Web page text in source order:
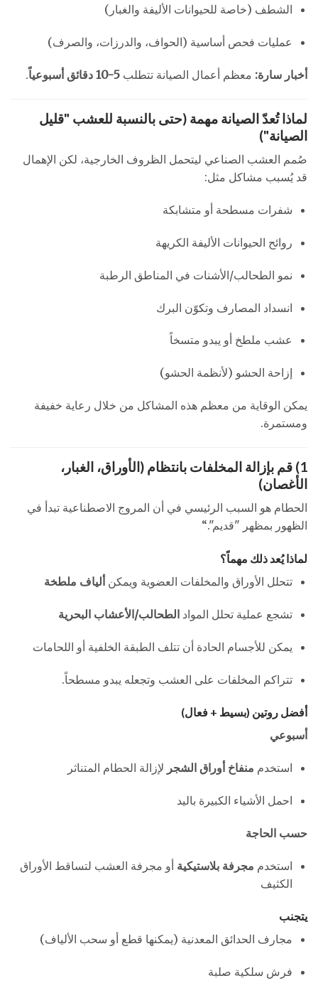
الشطف (خاصة للحيوانات الأليفة والغبار)
عمليات فحص أساسية (الحواف، والدرزات، والصرف)
أخبار سارة: معظم أعمال الصيانة تتطلب 5-10 دقائق أسبوعياً .
لماذا تُعدّ الصيانة مهمة (حتى بالنسبة للعشب "قليل
الصيانة")
صُمم العشب الصناعي ليتحمل الظروف الخارجية، لكن الإهمال
قد يُسبب مشاكل مثل:
شفرات مسطحة أو متشابكة
روائح الحيوانات الأليفة الكريهة
نمو الطحالب/الأشنات في المناطق الرطبة
انسداد المصارف وتكوّن البرك
عشب ملطخ أو يبدو متسخاً
إزاحة الحشو (لأنظمة الحشو)
يمكن الوقاية من معظم هذه المشاكل من خلال رعاية خفيفة
ومستمرة.
1) قم بإزالة المخلفات بانتظام (الأوراق، الغبار،
الأغصان)
الحطام هو السبب الرئيسي في أن المروج الاصطناعية تبدأ في
الظهور بمظهر "قديم".“
لماذا يُعد ذلك مهماً؟
تتحلل الأوراق والمخلفات العضوية ويمكن ألياف ملطخة
تشجع عملية تحلل المواد الطحالب/الأعشاب البحرية
يمكن للأجسام الحادة أن تتلف الطبقة الخلفية أو اللحامات
تتراكم المخلفات على العشب وتجعله يبدو مسطحاً.
أفضل روتين (بسيط + فعال)
أسبوعي
استخدم منفاخ أوراق الشجر لإزالة الحطام المتناثر
احمل الأشياء الكبيرة باليد
حسب الحاجة
استخدم مجرفة بلاستيكية أو مجرفة العشب لتساقط الأوراق
الكثيف
يتجنب
مجارف الحدائق المعدنية (يمكنها قطع أو سحب الألياف)
فرش سلكية صلبة